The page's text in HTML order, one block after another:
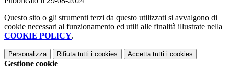
Questo sito o gli strumenti terzi da questo utilizzati si avvalgono di
cookie necessari al funzionamento ed utili alle finalità illustrate nella
COOKIE POLICY.
Personalizza Rifiuta tutti i cookies Accetta tutti i cookies
Gestione cookie